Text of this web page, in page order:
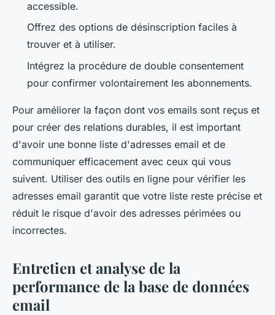
accessible.
Offrez des options de désinscription faciles à
trouver et à utiliser.
Intégrez la procédure de double consentement
pour confirmer volontairement les abonnements.
Pour améliorer la façon dont vos emails sont reçus et
pour créer des relations durables, il est important
d'avoir une bonne liste d'adresses email et de
communiquer efficacement avec ceux qui vous
suivent. Utiliser des outils en ligne pour vérifier les
adresses email garantit que votre liste reste précise et
réduit le risque d'avoir des adresses périmées ou
incorrectes.
Entretien et analyse de la
performance de la base de données
email